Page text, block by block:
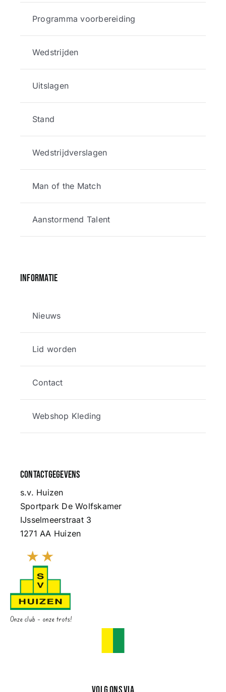
Programma voorbereiding
Wedstrijden
Uitslagen
Stand
Wedstrijdverslagen
Man of the Match
Aanstormend Talent
Informatie
Nieuws
Lid worden
Contact
Webshop Kleding
Contactgegevens
s.v. Huizen
Sportpark De Wolfskamer
IJsselmeerstraat 3
1271 AA Huizen
Onze club – onze trots!